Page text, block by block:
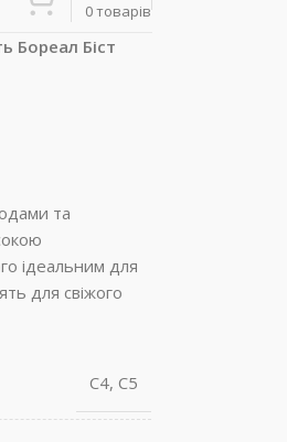
0товарів
Бореал Біст
та
ідеальним для
для свіжого
С4, С5